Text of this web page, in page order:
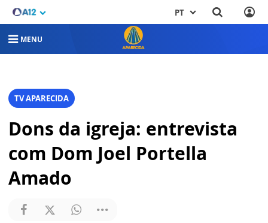
PT
MENU
TV APARECIDA
Dons da igreja: entrevista
com Dom Joel Portella
Amado